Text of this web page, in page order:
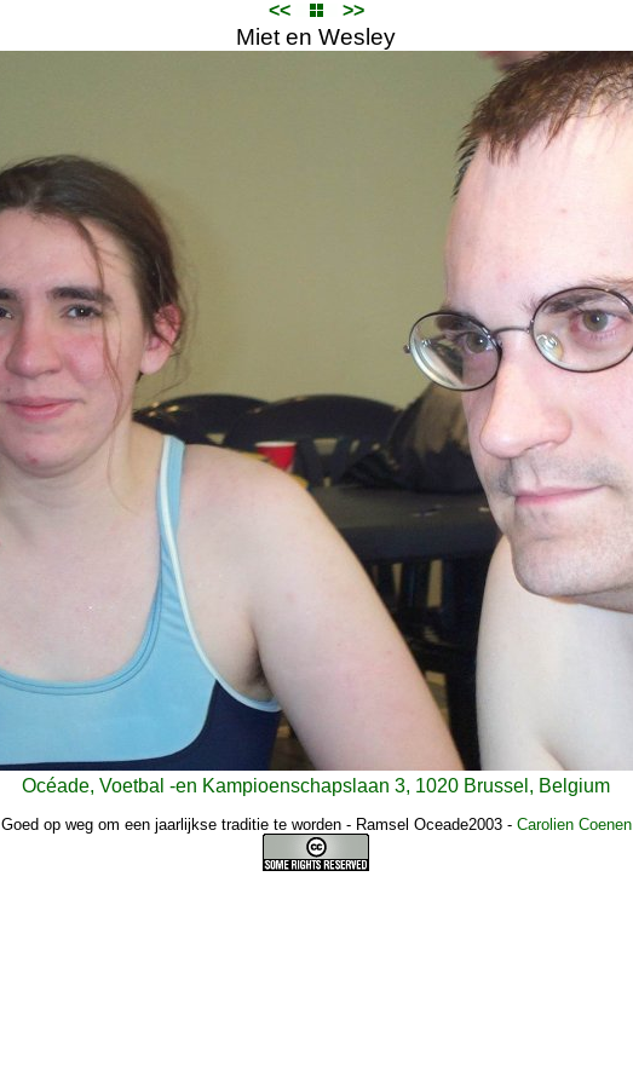
<< >>
Miet en Wesley
Océade, Voetbal -en Kampioenschapslaan 3, 1020 Brussel, Belgium
Goed op weg om een jaarlijkse traditie te worden - Ramsel Oceade2003- Carolien Coenen